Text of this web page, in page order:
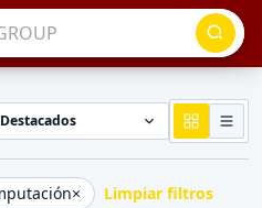
Destacados
×
Limpiar filtros